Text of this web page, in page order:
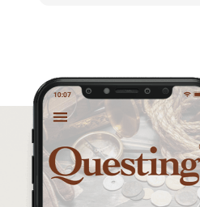
gra terenowa
Quest Mazurski
inauguracja questów
questing wyprawa po
skarb